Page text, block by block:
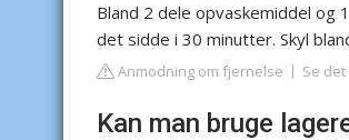
Bland 2 dele opvaskemiddel og
det sidde i 30 minutter. Skyl
Anmodning om fjernelse Se
Kan man bruge